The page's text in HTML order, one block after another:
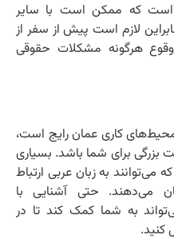
است که ممکن است با سایر
لازم است پیش از سفر از
وقوع هرگونه مشکلات حقوقی
محیط‌های کاری عمان رایج است،
بزرگی برای شما باشد. بسیاری
می‌توانند به زبان عربی ارتباط
می‌دهند. حتی آشنایی با
به شما کمک کند تا در
کنید.